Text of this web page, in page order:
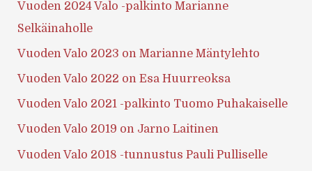
Vuoden 2024 Valo -palkinto Marianne
Selkäinaholle
Vuoden Valo 2023 on Marianne Mäntylehto
Vuoden Valo 2022 on Esa Huurreoksa
Vuoden Valo 2021 -palkinto Tuomo Puhakaiselle
Vuoden Valo 2019 on Jarno Laitinen
Vuoden Valo 2018 -tunnustus Pauli Pulliselle